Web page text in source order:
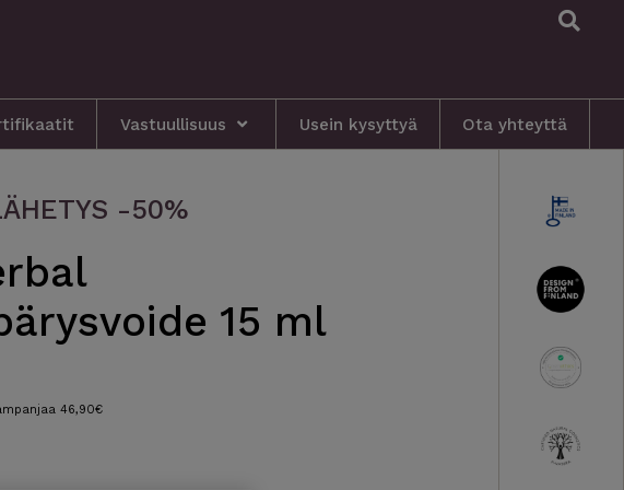
Vastuullisuus Usein kysyttyä Ota yhteyttä
-50%
15 ml
46,90€